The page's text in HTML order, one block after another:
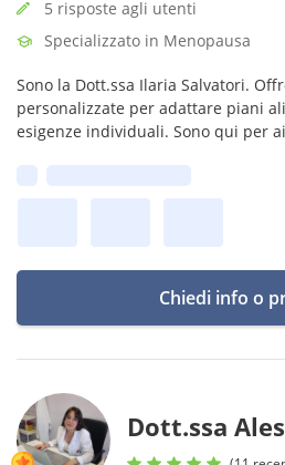
5 risposte agli utenti
Specializzato in Menopausa
Sono la Dott.ssa Ilaria Salvatori.
personalizzate per adattare piani
esigenze individuali. Sono qui per
Chiedi info o
Dott.ssa